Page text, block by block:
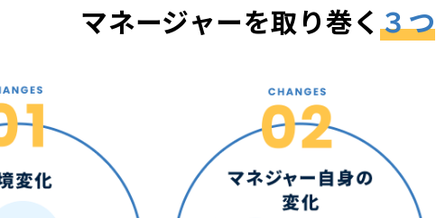
マネージャーを取り巻く３つ